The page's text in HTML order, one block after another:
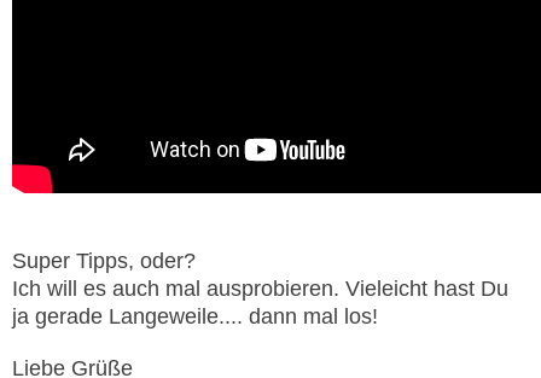
Super Tipps, oder?
Ich will es auch mal ausprobieren. Vieleicht hast Du
ja gerade Langeweile.... dann mal los!
Liebe Grüße